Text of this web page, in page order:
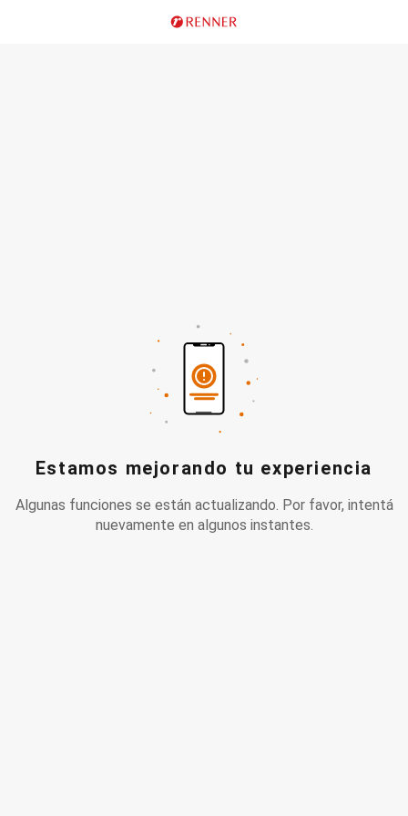
Estamos mejorando tu experiencia
Algunas funciones se están actualizando. Por favor, intentá
nuevamente en algunos instantes.